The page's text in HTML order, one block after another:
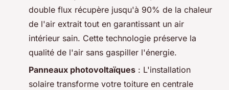
double flux récupère jusqu'à 90% de la chaleur
de l'air extrait tout en garantissant un air
intérieur sain. Cette technologie préserve la
qualité de l'air sans gaspiller l'énergie.
Panneaux photovoltaïques : L'installation
solaire transforme votre toiture en centrale